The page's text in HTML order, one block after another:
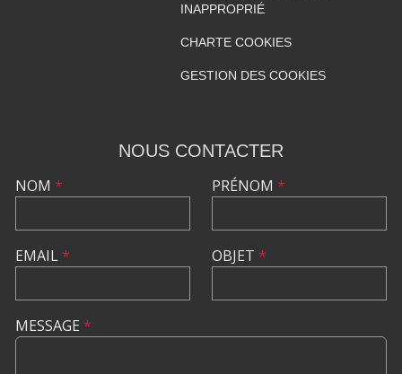
INAPPROPRIÉ
CHARTE COOKIES
GESTION DES COOKIES
NOUS CONTACTER
NOM *
EMAIL*
PRÉNOM *
OBJET *
MESSAGE *